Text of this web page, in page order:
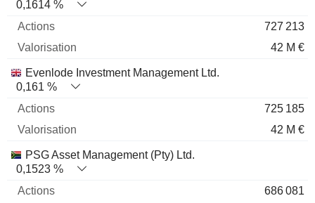
0,1614 %
727 213
42 M €
Evenlode Investment Management Ltd.
0,161 %
725 185
42 M €
PSG Asset Management (Pty) Ltd.
0,1523 %
686 081